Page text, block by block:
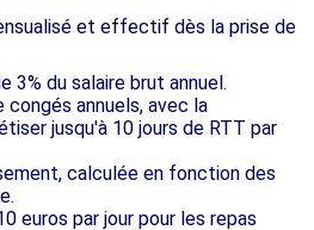
et effectif dès la prise de
3% du salaire brut annuel.
congés annuels, avec la
jusqu'à 10 jours de RTT par
calculée en fonction des
euros par jour pour les repas